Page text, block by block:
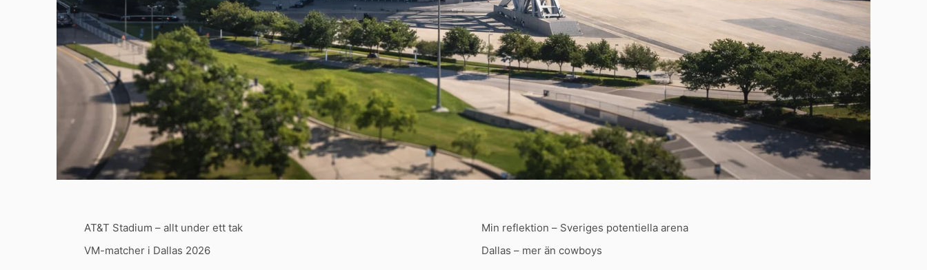
AT&T Stadium – allt under ett tak
VM-matcher i Dallas 2026
Min reflektion – Sveriges potentiella arena
Dallas – mer än cowboys